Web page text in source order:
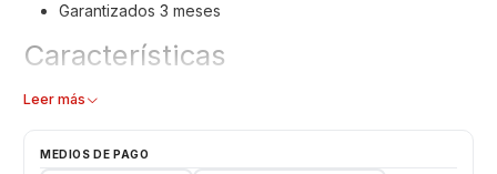
Garantizados 3 meses
Características
Cámara Trasera
Leer más
MEDIOS DE PAGO